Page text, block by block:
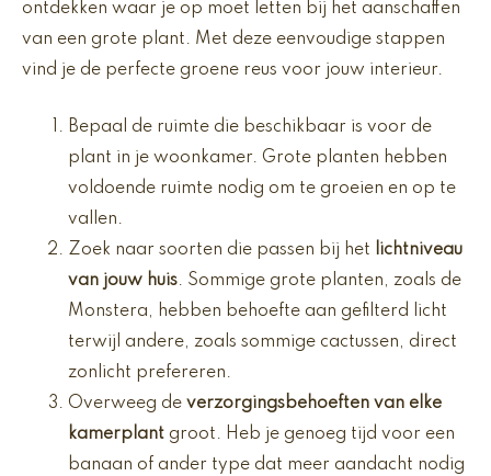
ontdekken waar je op moet letten bij het aanschaffen
van een grote plant. Met deze eenvoudige stappen
vind je de perfecte groene reus voor jouw interieur.
Bepaal de ruimte die beschikbaar is voor de
plant in je woonkamer. Grote planten hebben
voldoende ruimte nodig om te groeien en op te
vallen.
Zoek naar soorten die passen bij het
lichtniveau
van jouw huis. Sommige grote planten, zoals de
Monstera, hebben behoefte aan gefilterd licht
terwijl andere, zoals sommige cactussen, direct
zonlicht prefereren.
Overweeg de verzorgingsbehoeften van elke
kamerplant groot. Heb je genoeg tijd voor een
banaan of ander type dat meer aandacht nodig